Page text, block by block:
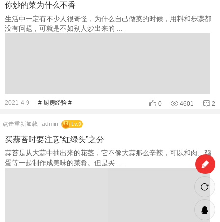
你炒的菜为什么不香
生活中一定有不少人很奇怪，为什么自己做菜的时候，用料和步骤都
没有问题，可就是不如别人炒出来的 ...
2021-4-9 # 厨房经验 # 0 4601 2
点击重新加载 admin Lv.9
买蒜苔时要注意“红绿头”之分
蒜苔是从大蒜中抽出来的花茎，它不像大蒜那么辛辣，可以和肉、鸡
蛋等一起制作成美味的菜肴。但是买 ...